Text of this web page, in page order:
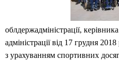
облдержадміністрації,
адміністрації від 17 грудня
з урахуванням спортивних